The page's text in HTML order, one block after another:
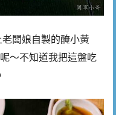
老闆娘自製的醃小黃
～不知道我把這盤吃